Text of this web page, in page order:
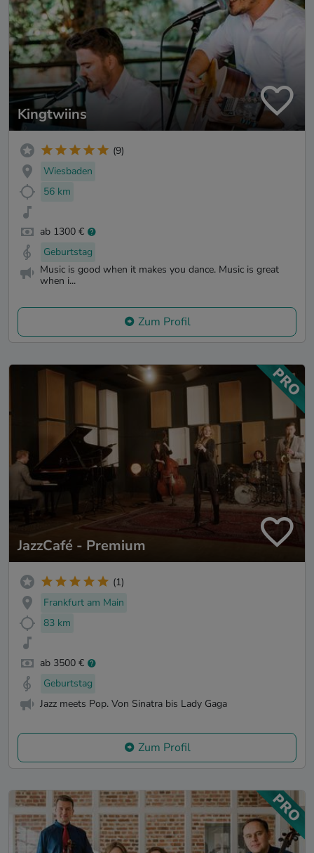
Kingtwiins
(9)
Wiesbaden
56 km
ab 1300 €
Geburtstag
Music is good when it makes you dance. Music is great
when i...
Zum Profil
JazzCafé - Premium
(1)
Frankfurt am Main
83 km
ab 3500 €
Geburtstag
Jazz meets Pop. Von Sinatra bis Lady Gaga
Zum Profil